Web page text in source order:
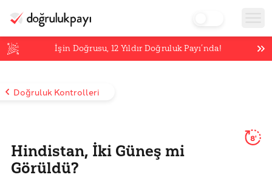
İşin Doğrusu,12 Yıldır Doğruluk Payı’nda!
Doğruluk Kontrolleri
Hindistan, İki Güneş mi
Görüldü?
8'